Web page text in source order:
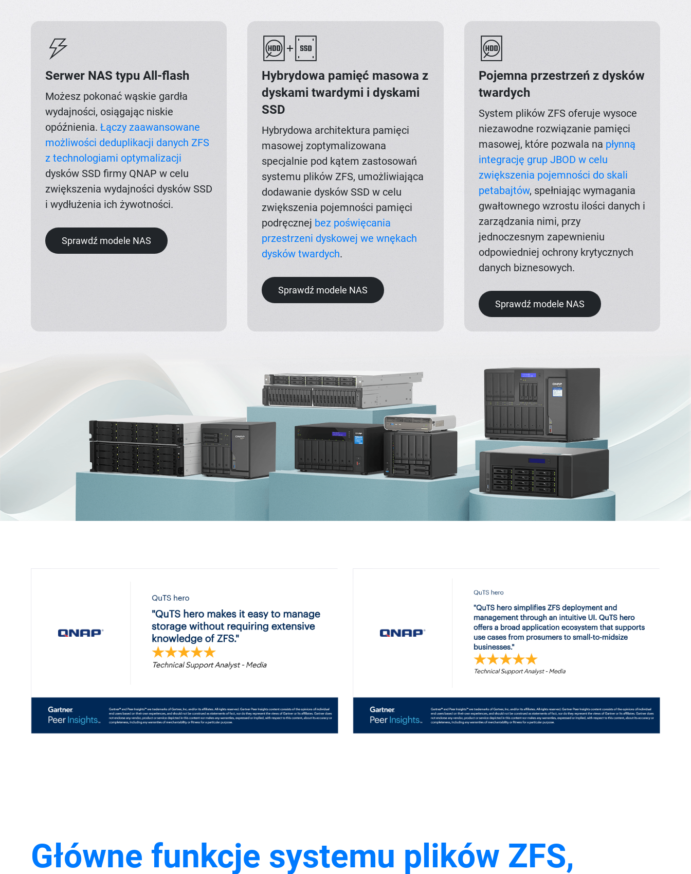
Serwer NAS typu All-flash
Możesz pokonać wąskie gardła
wydajności, osiągając niskie
opóźnienia. Łączy zaawansowane
możliwości deduplikacji danych ZFS
z technologiami optymalizacji
dysków SSD firmy QNAP w celu
zwiększenia wydajności dysków SSD
i wydłużenia ich żywotności.
Sprawdź modele NAS
Hybrydowa pamięć masowa z
dyskami twardymi i dyskami
SSD
Hybrydowa architektura pamięci
masowej zoptymalizowana
specjalnie pod kątem zastosowań
systemu plików ZFS, umożliwiająca
dodawanie dysków SSD w celu
zwiększenia pojemności pamięci
podręcznej bez poświęcania
przestrzeni dyskowej we wnękach
dysków twardych.
Sprawdź modele NAS
Pojemna przestrzeń z dysków
twardych
System plików ZFS oferuje wysoce
niezawodne rozwiązanie pamięci
masowej, które pozwala na płynną
integrację grup JBOD w celu
zwiększenia pojemności do skali
petabajtów, spełniając wymagania
gwałtownego wzrostu ilości danych i
zarządzania nimi, przy
jednoczesnym zapewnieniu
odpowiedniej ochrony krytycznych
danych biznesowych.
Sprawdź modele NAS
Główne funkcje systemu plików ZFS,